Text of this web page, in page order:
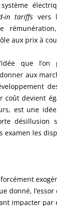
in tariffs vers
aux prix à
que
aux
coût devient
est une
désillusion
examen les
donné,
impacter par